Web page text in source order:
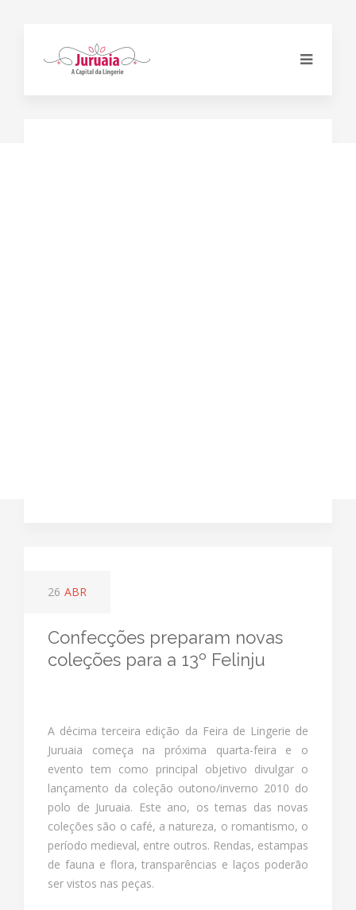
26 ABR
Confecções preparam novas
coleções para a 13º Felinju
A décima terceira edição da Feira de Lingerie de
Juruaia começa na próxima quarta-feira e o
evento tem como principal objetivo divulgar o
lançamento da coleção outono/inverno 2010 do
polo de Juruaia. Este ano, os temas das novas
coleções são o café, a natureza, o romantismo, o
período medieval, entre outros. Rendas, estampas
de fauna e flora, transparências e laços poderão
ser vistos nas peças.